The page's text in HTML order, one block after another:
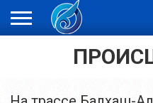
ЖАҢАЛЫҚТАР
ФОТОРЕПОРТАЖИ